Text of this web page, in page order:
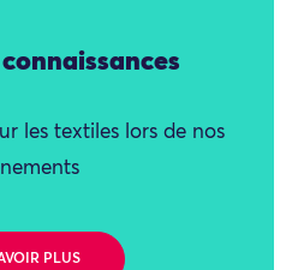
les textiles lors de nos
PLUS